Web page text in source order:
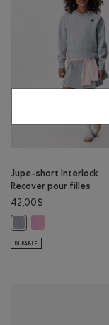
Jupe-short Interlock
Recover pour filles
42,00$
Jupe-short Interlock
Jupe-short
DURABLE